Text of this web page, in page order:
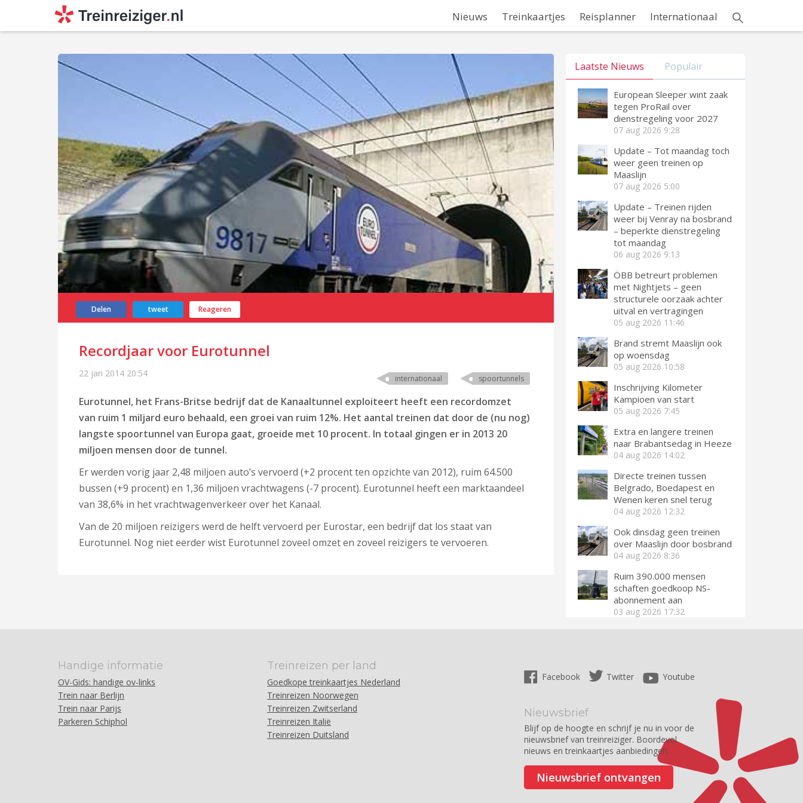
Nieuws Treinkaartjes Reisplanner Internationaal
Delen tweet Reageren
Recordjaar voor Eurotunnel
22 jan 2014 20:54 internationaal spoortunnels
Eurotunnel, het Frans-Britse bedrijf dat de Kanaaltunnel exploiteert heeft een recordomzet
van ruim 1 miljard euro behaald, een groei van ruim 12%. Het aantal treinen dat door de (nu nog)
langste spoortunnel van Europa gaat, groeide met 10 procent. In totaal gingen er in 2013 20
miljoen mensen door de tunnel.
Er werden vorig jaar 2,48 miljoen auto’s vervoerd (+2 procent ten opzichte van 2012), ruim 64.500
bussen (+9 procent) en 1,36 miljoen vrachtwagens (-7 procent). Eurotunnel heeft een marktaandeel
van 38,6% in het vrachtwagenverkeer over het Kanaal.
Van de 20 miljoen reizigers werd de helft vervoerd per Eurostar, een bedrijf dat los staat van
Eurotunnel. Nog niet eerder wist Eurotunnel zoveel omzet en zoveel reizigers te vervoeren.
Laatste Nieuws Populair
European Sleeper wint zaak
tegen ProRail over
dienstregeling voor 2027
07 aug 2026 9:28
Update – Tot maandag toch
weer geen treinen op
Maaslijn
07 aug 2026 5:00
Update – Treinen rijden
weer bij Venray na bosbrand
– beperkte dienstregeling
tot maandag
06 aug 2026 9:13
ÖBB betreurt problemen
met Nightjets – geen
structurele oorzaak achter
uitval en vertragingen
05 aug 2026 11:46
Brand stremt Maaslijn ook
op woensdag
05 aug 2026 10:58
Inschrijving Kilometer
Kampioen van start
05 aug 2026 7:45
Extra en langere treinen
naar Brabantsedag in Heeze
04 aug 2026 14:02
Directe treinen tussen
Belgrado, Boedapest en
Wenen keren snel terug
04 aug 2026 12:32
Ook dinsdag geen treinen
over Maaslijn door bosbrand
04 aug 2026 8:36
Ruim 390.000 mensen
schaften goedkoop NS-
abonnement aan
03 aug 2026 17:32
Handige informatie
OV-Gids: handige ov-links
Trein naar Berlijn
Trein naar Parijs
Parkeren Schiphol
Treinreizen per land
Goedkope treinkaartjes Nederland
Treinreizen Noorwegen
Treinreizen Zwitserland
Treinreizen Italië
Treinreizen Duitsland
Facebook Twitter Youtube
Nieuwsbrief
Blijf op de hoogte en schrijf je nu in voor de
nieuwsbrief van treinreiziger. Boordevol
nieuws en treinkaartjes aanbiedingen.
Nieuwsbrief ontvangen